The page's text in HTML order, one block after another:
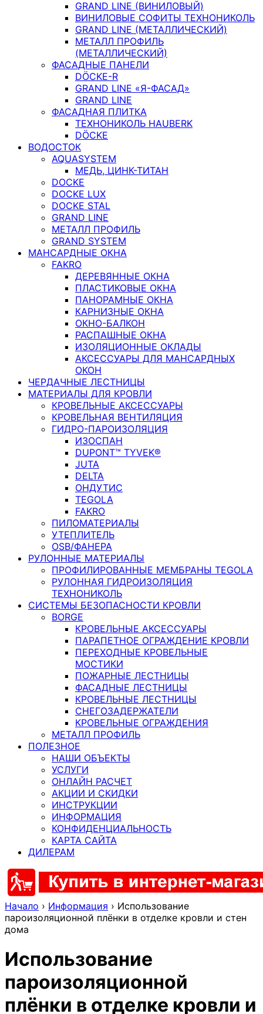
GRAND LINE (ВИНИЛОВЫЙ)
ВИНИЛОВЫЕ СОФИТЫ ТЕХНОНИКОЛЬ
GRAND LINE (МЕТАЛЛИЧЕСКИЙ)
МЕТАЛЛ ПРОФИЛЬ
(МЕТАЛЛИЧЕСКИЙ)
ФАСАДНЫЕ ПАНЕЛИ
DÖCKE-R
GRAND LINE «Я-ФАСАД»
GRAND LINE
ФАСАДНАЯ ПЛИТКА
ТЕХНОНИКОЛЬ HAUBERK
DÖCKE
ВОДОСТОК
AQUASYSTEM
МЕДЬ, ЦИНК-ТИТАН
DOCKE
DOCKE LUX
DOCKE STAL
GRAND LINE
МЕТАЛЛ ПРОФИЛЬ
GRAND SYSTEM
МАНСАРДНЫЕ ОКНА
FAKRO
ДЕРЕВЯННЫЕ ОКНА
ПЛАСТИКОВЫЕ ОКНА
ПАНОРАМНЫЕ ОКНА
КАРНИЗНЫЕ ОКНА
ОКНО-БАЛКОН
РАСПАШНЫЕ ОКНА
ИЗОЛЯЦИОННЫЕ ОКЛАДЫ
АКСЕССУАРЫ ДЛЯ МАНСАРДНЫХ
ОКОН
ЧЕРДАЧНЫЕ ЛЕСТНИЦЫ
МАТЕРИАЛЫ ДЛЯ КРОВЛИ
КРОВЕЛЬНЫЕ АКСЕССУАРЫ
КРОВЕЛЬНАЯ ВЕНТИЛЯЦИЯ
ГИДРО-ПАРОИЗОЛЯЦИЯ
ИЗОСПАН
DUPONT™ TYVEK®
JUTA
DELTA
ОНДУТИС
TEGOLA
FAKRO
ПИЛОМАТЕРИАЛЫ
УТЕПЛИТЕЛЬ
OSB/ФАНЕРА
РУЛОННЫЕ МАТЕРИАЛЫ
ПРОФИЛИРОВАННЫЕ МЕМБРАНЫ TEGOLA
РУЛОННАЯ ГИДРОИЗОЛЯЦИЯ
ТЕХНОНИКОЛЬ
СИСТЕМЫ БЕЗОПАСНОСТИ КРОВЛИ
BORGE
КРОВЕЛЬНЫЕ АКСЕССУАРЫ
ПАРАПЕТНОЕ ОГРАЖДЕНИЕ КРОВЛИ
ПЕРЕХОДНЫЕ КРОВЕЛЬНЫЕ
МОСТИКИ
ПОЖАРНЫЕ ЛЕСТНИЦЫ
ФАСАДНЫЕ ЛЕСТНИЦЫ
КРОВЕЛЬНЫЕ ЛЕСТНИЦЫ
СНЕГОЗАДЕРЖАТЕЛИ
КРОВЕЛЬНЫЕ ОГРАЖДЕНИЯ
МЕТАЛЛ ПРОФИЛЬ
ПОЛЕЗНОЕ
НАШИ ОБЪЕКТЫ
УСЛУГИ
ОНЛАЙН РАСЧЕТ
АКЦИИ И СКИДКИ
ИНСТРУКЦИИ
ИНФОРМАЦИЯ
КОНФИДЕНЦИАЛЬНОСТЬ
КАРТА САЙТА
ДИЛЕРАМ
Начало › Информация › Использование
пароизоляционной плёнки в отделке кровли и стен
дома
Использование
пароизоляционной
плёнки в отделке кровли и